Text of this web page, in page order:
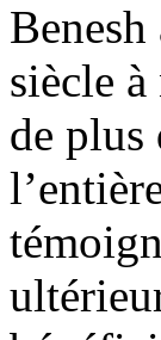
siècle
de plus